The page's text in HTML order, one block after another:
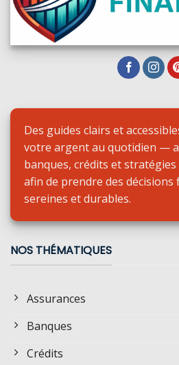
Des guides clairs et
votre argent au quotidien —
banques, crédits et
afin de prendre des décisions
sereines et durables.
NOS THÉMATIQUES
Assurances
Banques
Crédits